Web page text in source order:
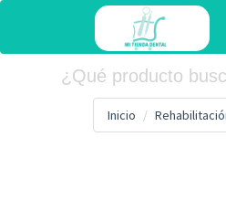
Inicio